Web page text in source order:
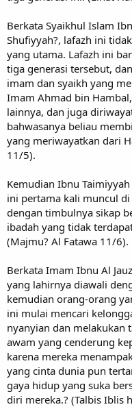
Berkata Syaikhul Islam
Shufiyyah?, lafazh ini
yang utama. Lafazh ini
tiga generasi tersebut,
imam dan syaikh yang
Imam Ahmad bin
lainnya, dan juga
bahwasanya beliau
yang meriwayatkan dari
11/5).
Kemudian Ibnu
ini pertama kali muncul
dengan timbulnya sikap
ibadah yang tidak
(Majmu? Al Fatawa 11/6).
Berkata Imam Ibnu Al
yang lahirnya diawali
kemudian orang-orang
ini mulai mencari
nyanyian dan melakukan
awam yang cenderung
karena mereka
yang cinta dunia pun
gaya hidup yang suka
diri mereka.? (Talbis Iblis